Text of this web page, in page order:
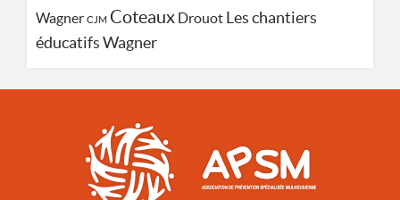
Wagner CJM Coteaux Drouot Les chantiers
éducatifs Wagner